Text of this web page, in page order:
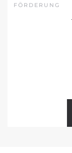
FÖRDERUNG
Support